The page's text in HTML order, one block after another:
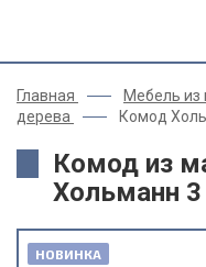
Главная Мебель из
дерева
Комод
Комод из
Хольманн 3
НОВИНКА